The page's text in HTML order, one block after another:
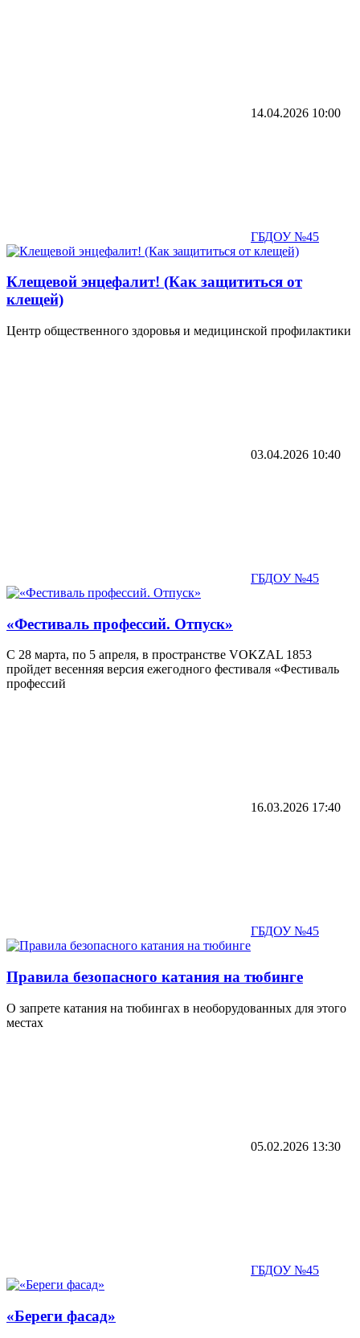
14.04.2026 10:00
ГБДОУ №45
Клещевой энцефалит! (Как защититься от
клещей)
Центр общественного здоровья и медицинской профилактики
03.04.2026 10:40
ГБДОУ №45
«Фестиваль профессий. Отпуск»
С 28 марта, по 5 апреля, в пространстве VOKZAL 1853
пройдет весенняя версия ежегодного фестиваля «Фестиваль
профессий
16.03.2026 17:40
ГБДОУ №45
Правила безопасного катания на тюбинге
О запрете катания на тюбингах в необорудованных для этого
местах
05.02.2026 13:30
ГБДОУ №45
«Береги фасад»